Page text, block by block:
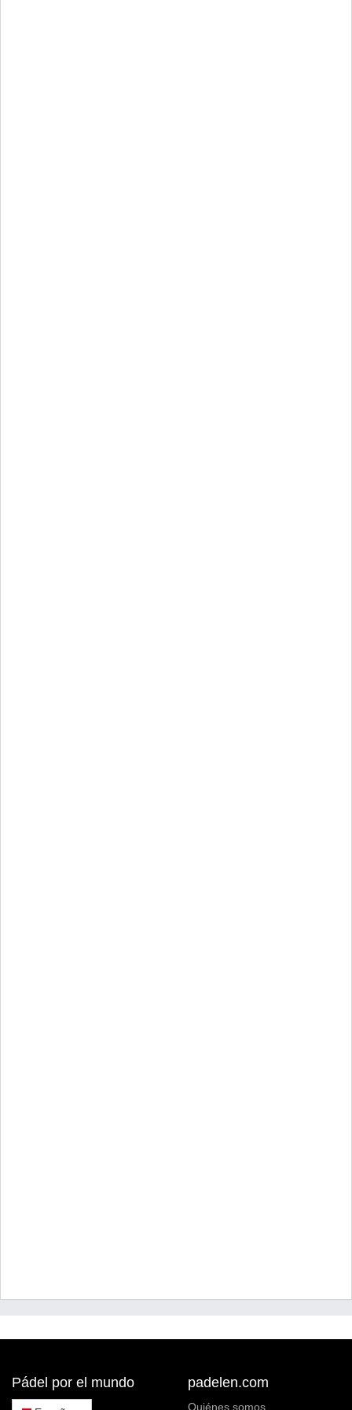
Pádel por el mundo padelen.com
Quiénes somos